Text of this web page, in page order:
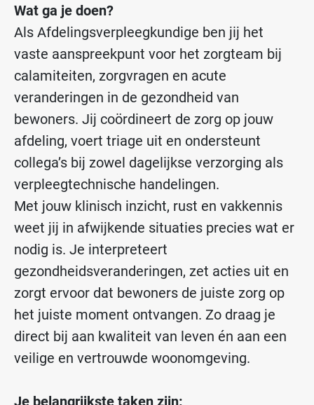
Wat ga je doen?
Als Afdelingsverpleegkundige ben jij het
vaste aanspreekpunt voor het zorgteam bij
calamiteiten, zorgvragen en acute
veranderingen in de gezondheid van
bewoners. Jij coördineert de zorg op jouw
afdeling, voert triage uit en ondersteunt
collega’s bij zowel dagelijkse verzorging als
verpleegtechnische handelingen.
Met jouw klinisch inzicht, rust en vakkennis
weet jij in afwijkende situaties precies wat er
nodig is. Je interpreteert
gezondheidsveranderingen, zet acties uit en
zorgt ervoor dat bewoners de juiste zorg op
het juiste moment ontvangen. Zo draag je
direct bij aan kwaliteit van leven én aan een
veilige en vertrouwde woonomgeving.
Je belangrijkste taken zijn: